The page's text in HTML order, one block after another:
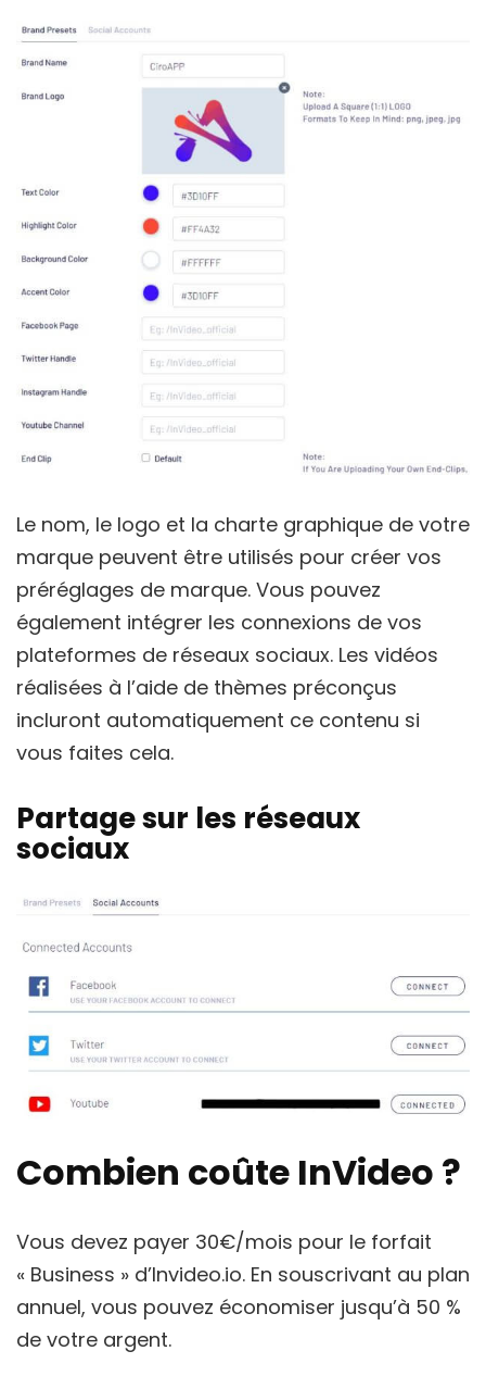
Le nom, le logo et la charte graphique de votre
marque peuvent être utilisés pour créer vos
préréglages de marque. Vous pouvez
également intégrer les connexions de vos
plateformes de réseaux sociaux. Les vidéos
réalisées à l’aide de thèmes préconçus
incluront automatiquement ce contenu si
vous faites cela.
Partage sur les réseaux
sociaux
Combien coûte InVideo ?
Vous devez payer 30€/mois pour le forfait
« Business » d’Invideo.io. En souscrivant au plan
annuel, vous pouvez économiser jusqu’à 50 %
de votre argent.